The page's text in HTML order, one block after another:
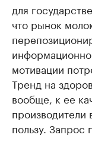
для
что рынок
мотивации
Тренд на
вообще, к ее
производители
пользу. Запрос